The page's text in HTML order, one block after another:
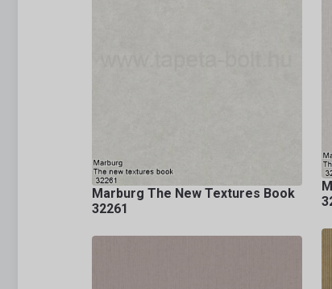
Marburg The New Textures Book
32261